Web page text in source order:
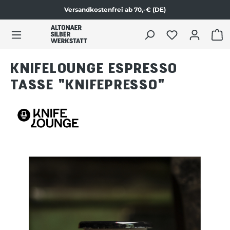
Zum Produktinhalt springen
Versandkostenfrei ab 70,-€ (DE)
KNIFELOUNGE ESPRESSO
TASSE "KNIFEPRESSO"